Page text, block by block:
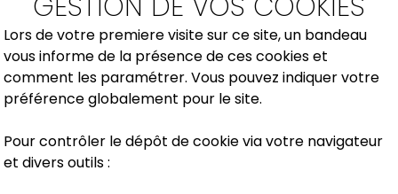
Lors de votre premiere visite sur ce site, un bandeau
vous informe de la présence de ces cookies et
comment les paramétrer. Vous pouvez indiquer votre
préférence globalement pour le site.
Pour contrôler le dépôt de cookie via votre navigateur
et divers outils :